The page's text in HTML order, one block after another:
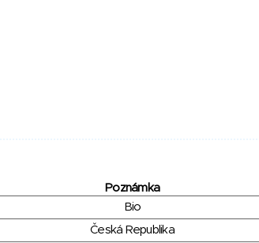
Poznámka
Bio
Česká Republika